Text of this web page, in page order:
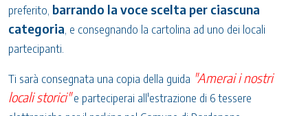
preferito, barrando la voce scelta per ciascuna
categoria, e consegnando la cartolina ad uno dei locali
partecipanti.
Ti sarà consegnata una copia della guida "Amerai i nostri
locali storici"e parteciperai all'estrazione di 6 tessere